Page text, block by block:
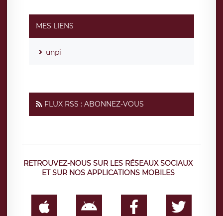
MES LIENS
unpi
FLUX RSS : ABONNEZ-VOUS
RETROUVEZ-NOUS SUR LES RÉSEAUX SOCIAUX
ET SUR NOS APPLICATIONS MOBILES